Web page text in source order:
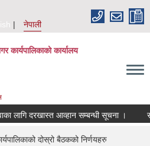
नेपाली
कार्यपालिकाको कार्यालय
लागि दरखास्त आव्हान सम्बन्धी सूचना ।
दोस्रो बैठकको निर्णयहरु